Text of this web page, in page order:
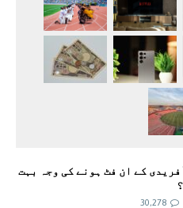
کے ان فٹ ہونے کی وجہ بہت
30,278